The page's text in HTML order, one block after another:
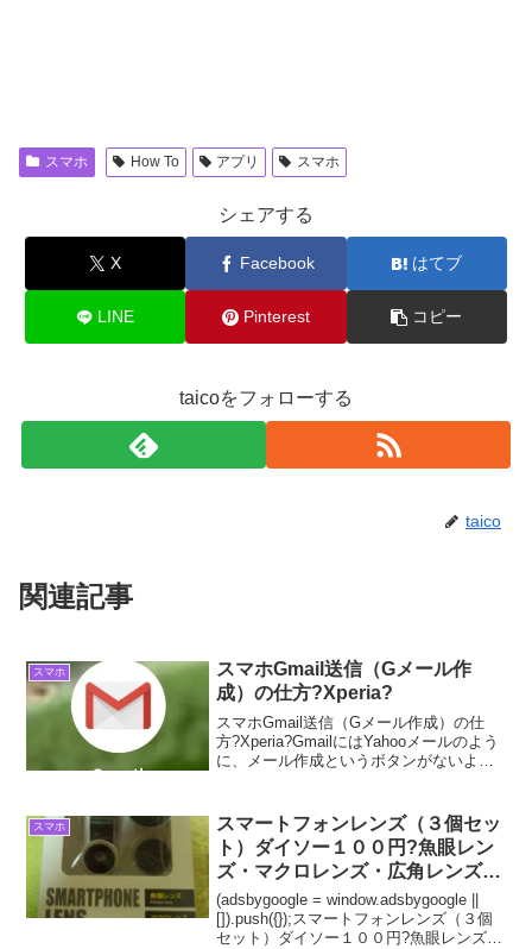
スマホ How To アプリ スマホ
シェアする
X Facebook はてブ
LINE Pinterest コピー
taicoをフォローする
taico
関連記事
スマホ
スマホGmail送信（Gメール作
成）の仕方?Xperia?
スマホGmail送信（Gメール作成）の仕
方?Xperia?GmailにはYahooメールのよう
に、メール作成というボタンがないよう
す。スマホGmail送信（Gメール作成）...
スマホ
スマートフォンレンズ（３個セッ
ト）ダイソー１００円?魚眼レン
ズ・マクロレンズ・広角レンズ?
撮影テスト
(adsbygoogle = window.adsbygoogle ||
[]).push({});スマートフォンレンズ（３個
セット）ダイソー１００円?魚眼レンズ・